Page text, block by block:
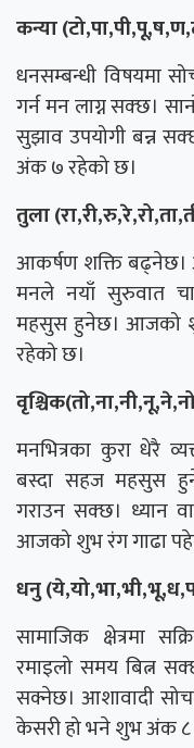
कन्या
धनसम्बन्धी विषयमा
गर्न मन लाग्न सक्छ।
सुझाव उपयोगी बन्न
अंक ७ रहेको छ।
तुला
आकर्षण शक्ति बढ्नेछ।
मनले नयाँ सुरुवात
महसुस हुनेछ। आजको
रहेको छ।
मनभित्रका कुरा धेरै
बस्दा सहज महसुस
गराउन सक्छ। ध्यान
आजको शुभ रंग गाढा
धनु
सामाजिक क्षेत्रमा
रमाइलो समय बित्न
सक्नेछ। आशावादी
केसरी हो भने शुभ अंक ८